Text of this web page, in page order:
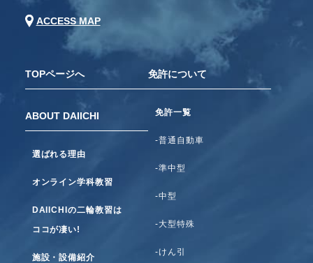
ACCESS MAP
TOPページへ
ABOUT DAIICHI
選ばれる理由
オンライン学科教習
DAIICHIの二輪教習は
ココが凄い!
施設・設備紹介
免許について
免許一覧
-普通自動車
-準中型
-中型
-大型特殊
-けん引